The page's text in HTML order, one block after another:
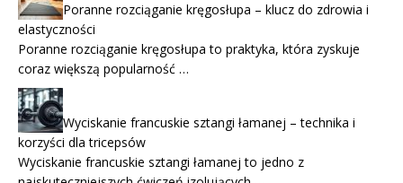
Poranne rozciąganie kręgosłupa – klucz do zdrowia i
elastyczności
Poranne rozciąganie kręgosłupa to praktyka, która zyskuje
coraz większą popularność …
Wyciskanie francuskie sztangi łamanej – technika i
korzyści dla tricepsów
Wyciskanie francuskie sztangi łamanej to jedno z